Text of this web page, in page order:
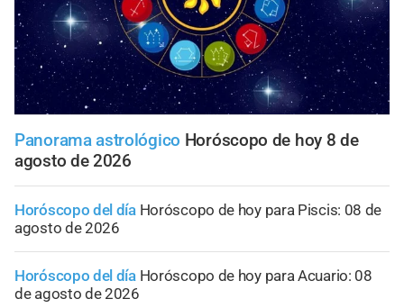
Panorama astrológico Horóscopo de hoy 8 de
agosto de 2026
Horóscopo del día Horóscopo de hoy para Piscis: 08 de
agosto de 2026
Horóscopo del día Horóscopo de hoy para Acuario: 08
de agosto de 2026